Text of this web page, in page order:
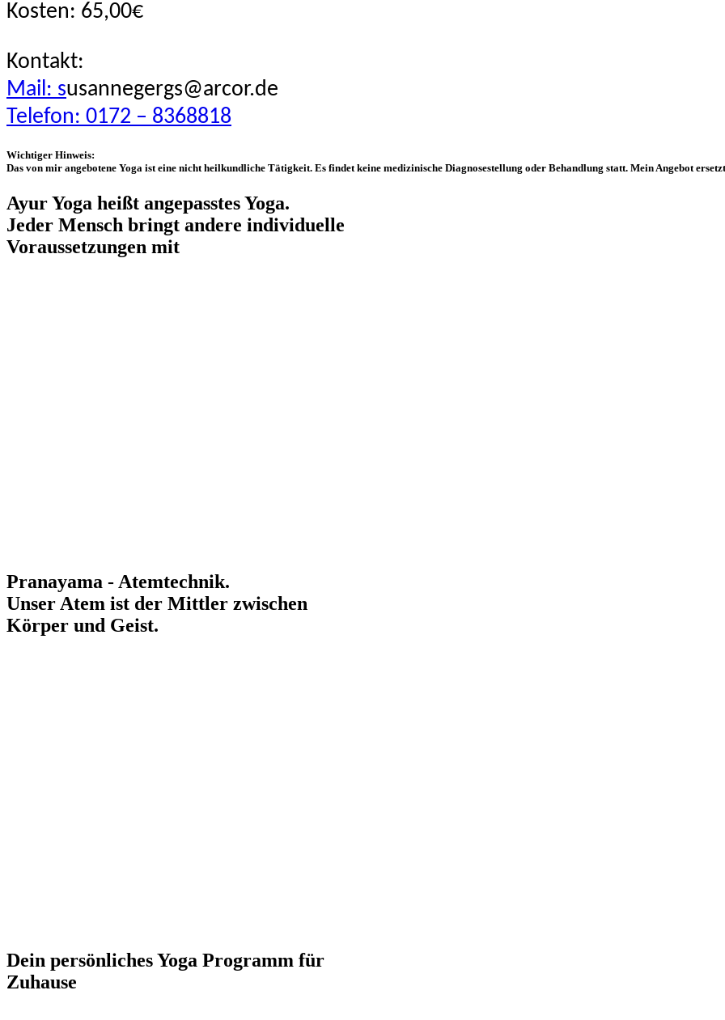
Kosten: 65,00€
Kontakt:
Mail: susannegergs@arcor.de
Telefon: 0172 – 8368818
Wichtiger Hinweis:
Das von mir angebotene Yoga ist eine nicht heilkundliche Tätigkeit. Es findet keine medizinische Diagnosestellung oder Behandlung statt. Mein Angebot
Ayur Yoga heißt angepasstes Yoga.
Jeder Mensch bringt andere individuelle
Voraussetzungen mit
Pranayama - Atemtechnik.
Unser Atem ist der Mittler zwischen
Körper und Geist.
Dein persönliches Yoga Programm für
Zuhause